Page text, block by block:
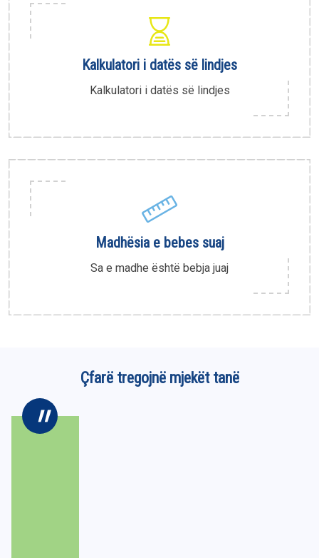
Kalkulatori i datës së lindjes
Kalkulatori i datës së lindjes
Madhësia e bebes suaj
Sa e madhe është bebja juaj
Çfarë tregojnë mjekët tanë